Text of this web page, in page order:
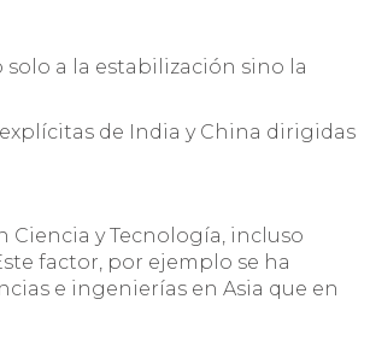
a la estabilización sino la
de India y China dirigidas
Ciencia y Tecnología, incluso
factor, por ejemplo se ha
e ingenierías en Asia que en